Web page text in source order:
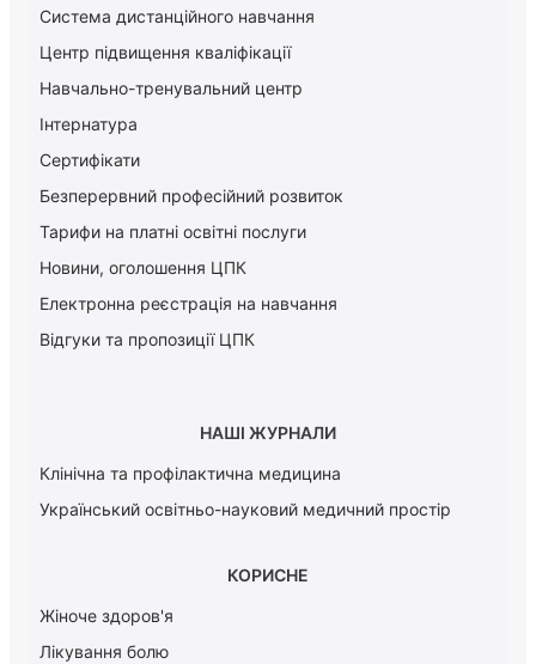
Система дистанційного навчання
Центр підвищення кваліфікації
Навчально-тренувальний центр
Інтернатура
Сертифікати
Безперервний професійний розвиток
Тарифи на платні освітні послуги
Новини, оголошення ЦПК
Електронна реєстрація на навчання
Відгуки та пропозиції ЦПК
НАШІ ЖУРНАЛИ
Клінічна та профілактична медицина
Український освітньо-науковий медичний простір
КОРИСНЕ
Жіноче здоров'я
Лікування болю